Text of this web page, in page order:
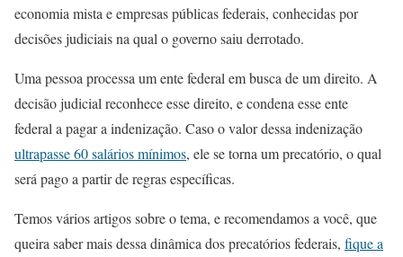
economia mista e empresas públicas federais, conhecidas por
decisões judiciais na qual o governo saiu derrotado.
Uma pessoa processa um ente federal em busca de um direito. A
decisão judicial reconhece esse direito, e condena esse ente
federal a pagar a indenização. Caso o valor dessa indenização
ultrapasse 60 salários mínimos, ele se torna um precatório, o qual
será pago a partir de regras específicas.
Temos vários artigos sobre o tema, e recomendamos a você, que
queira saber mais dessa dinâmica dos precatórios federais, fique a